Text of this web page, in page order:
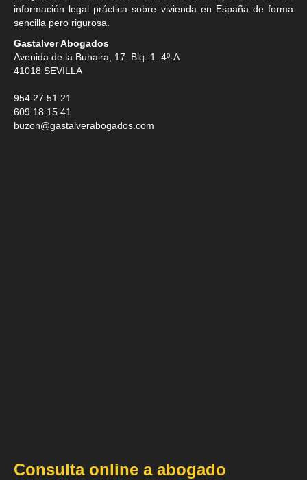
información legal práctica sobre vivienda en España de forma
sencilla pero rigurosa.
Gastalver Abogados
Avenida de la Buhaira, 17. Blq. 1. 4º-A
41018 SEVILLA
954 27 51 21
609 18 15 41
buzon@gastalverabogados.com
Consulta online a abogado